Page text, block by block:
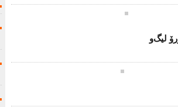
لیگ‌و